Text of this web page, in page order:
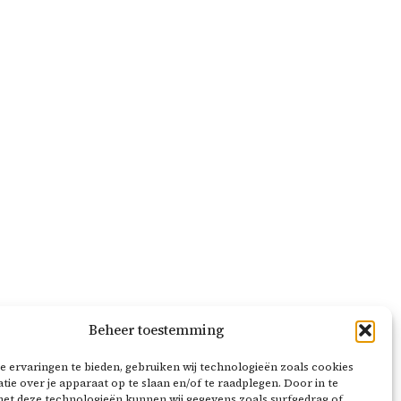
Beheer toestemming
ervaringen te bieden, gebruiken wij technologieën zoals cookies
over je apparaat op te slaan en/of te raadplegen. Door in te